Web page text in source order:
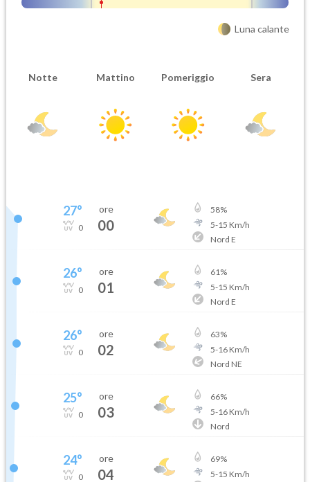
Luna calante
Notte Mattino Pomeriggio Sera
27°
0
ore
00
58%
5-15 Km/h
Nord E
26°
0
ore
01
61%
5-15 Km/h
Nord E
26°
0
ore
02
63%
5-16Km/h
Nord NE
25°
0
ore
03
66%
5-16Km/h
Nord
24°
0
ore
04
69%
5-15 Km/h